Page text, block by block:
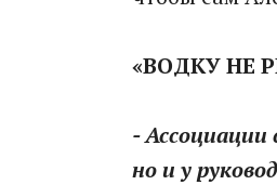
«ВОДКУ НЕ
- Ассоциации
но и у